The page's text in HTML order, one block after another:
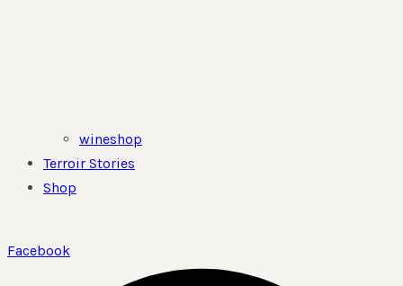
wineshop
Terroir Stories
Shop
Facebook